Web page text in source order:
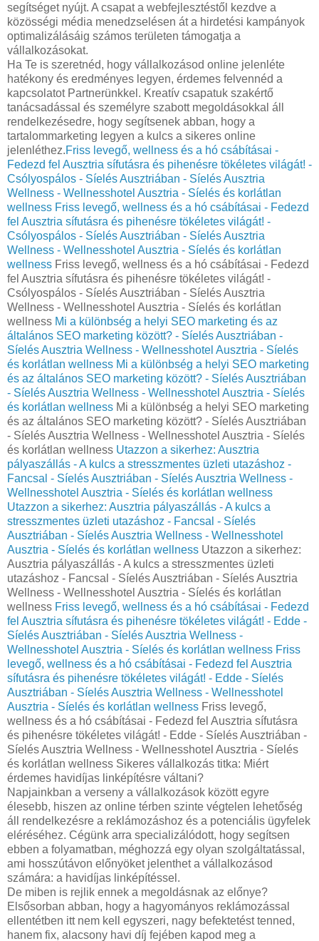
segítséget nyújt. A csapat a webfejlesztéstől kezdve a
közösségi média menedzselésen át a hirdetési kampányok
optimalizálásáig számos területen támogatja a
vállalkozásokat.
Ha Te is szeretnéd, hogy vállalkozásod online jelenléte
hatékony és eredményes legyen, érdemes felvennéd a
kapcsolatot Partnerünkkel. Kreatív csapatuk szakértő
tanácsadással és személyre szabott megoldásokkal áll
rendelkezésedre, hogy segítsenek abban, hogy a
tartalommarketing legyen a kulcs a sikeres online
jelenléthez.Friss levegő, wellness és a hó csábításai -
Fedezd fel Ausztria sífutásra és pihenésre tökéletes világát! -
Csólyospálos - Síelés Ausztriában - Síelés Ausztria
Wellness - Wellnesshotel Ausztria - Síelés és korlátlan
wellness Friss levegő, wellness és a hó csábításai - Fedezd
fel Ausztria sífutásra és pihenésre tökéletes világát! -
Csólyospálos - Síelés Ausztriában - Síelés Ausztria
Wellness - Wellnesshotel Ausztria - Síelés és korlátlan
wellness Friss levegő, wellness és a hó csábításai - Fedezd
fel Ausztria sífutásra és pihenésre tökéletes világát! -
Csólyospálos - Síelés Ausztriában - Síelés Ausztria
Wellness - Wellnesshotel Ausztria - Síelés és korlátlan
wellness Mi a különbség a helyi SEO marketing és az
általános SEO marketing között? - Síelés Ausztriában -
Síelés Ausztria Wellness - Wellnesshotel Ausztria - Síelés
és korlátlan wellness Mi a különbség a helyi SEO marketing
és az általános SEO marketing között? - Síelés Ausztriában
- Síelés Ausztria Wellness - Wellnesshotel Ausztria - Síelés
és korlátlan wellness Mi a különbség a helyi SEO marketing
és az általános SEO marketing között? - Síelés Ausztriában
- Síelés Ausztria Wellness - Wellnesshotel Ausztria - Síelés
és korlátlan wellness Utazzon a sikerhez: Ausztria
pályaszállás - A kulcs a stresszmentes üzleti utazáshoz -
Fancsal - Síelés Ausztriában - Síelés Ausztria Wellness -
Wellnesshotel Ausztria - Síelés és korlátlan wellness
Utazzon a sikerhez: Ausztria pályaszállás - A kulcs a
stresszmentes üzleti utazáshoz - Fancsal - Síelés
Ausztriában - Síelés Ausztria Wellness - Wellnesshotel
Ausztria - Síelés és korlátlan wellness Utazzon a sikerhez:
Ausztria pályaszállás - A kulcs a stresszmentes üzleti
utazáshoz - Fancsal - Síelés Ausztriában - Síelés Ausztria
Wellness - Wellnesshotel Ausztria - Síelés és korlátlan
wellness Friss levegő, wellness és a hó csábításai - Fedezd
fel Ausztria sífutásra és pihenésre tökéletes világát! - Edde -
Síelés Ausztriában - Síelés Ausztria Wellness -
Wellnesshotel Ausztria - Síelés és korlátlan wellness Friss
levegő, wellness és a hó csábításai - Fedezd fel Ausztria
sífutásra és pihenésre tökéletes világát! - Edde - Síelés
Ausztriában - Síelés Ausztria Wellness - Wellnesshotel
Ausztria - Síelés és korlátlan wellness Friss levegő,
wellness és a hó csábításai - Fedezd fel Ausztria sífutásra
és pihenésre tökéletes világát! - Edde - Síelés Ausztriában -
Síelés Ausztria Wellness - Wellnesshotel Ausztria - Síelés
és korlátlan wellness Sikeres vállalkozás titka: Miért
érdemes havidíjas linképítésre váltani?
Napjainkban a verseny a vállalkozások között egyre
élesebb, hiszen az online térben szinte végtelen lehetőség
áll rendelkezésre a reklámozáshoz és a potenciális ügyfelek
eléréséhez. Cégünk arra specializálódott, hogy segítsen
ebben a folyamatban, méghozzá egy olyan szolgáltatással,
ami hosszútávon előnyöket jelenthet a vállalkozásod
számára: a havidíjas linképítéssel.
De miben is rejlik ennek a megoldásnak az előnye?
Elsősorban abban, hogy a hagyományos reklámozással
ellentétben itt nem kell egyszeri, nagy befektetést tenned,
hanem fix, alacsony havi díj fejében kapod meg a